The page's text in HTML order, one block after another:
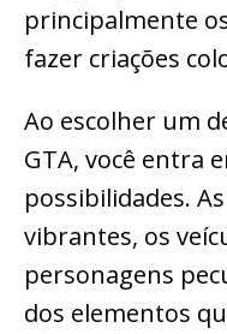
principalmente
fazer criações
Ao escolher um
GTA, você entra
possibilidades.
vibrantes, os
personagens
dos elementos